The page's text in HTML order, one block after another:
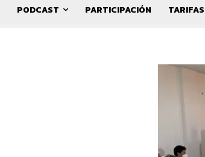
PODCAST PARTICIPACIÓN TARIFAS